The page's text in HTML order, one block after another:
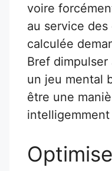
voire
au service
calculée
Bref
un jeu mental
être une